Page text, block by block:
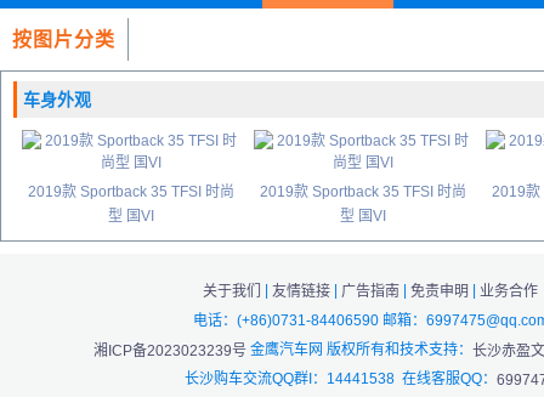
按图片分类
车身外观
2019款 Sportback 35 TFSI 时尚
型 国VI
2019款 Sportback 35 TFSI 时尚
型 国VI
2019款
关于我们 | 友情链接 | 广告指南 | 免责申明 | 业务合作
电话：(+86)0731-84406590 邮箱：
湘ICP备2023023239号 金鹰汽车网 版权所有和技术支持： 长沙赤盈
长沙购车交流QQ群I：14441538 在线客服QQ：